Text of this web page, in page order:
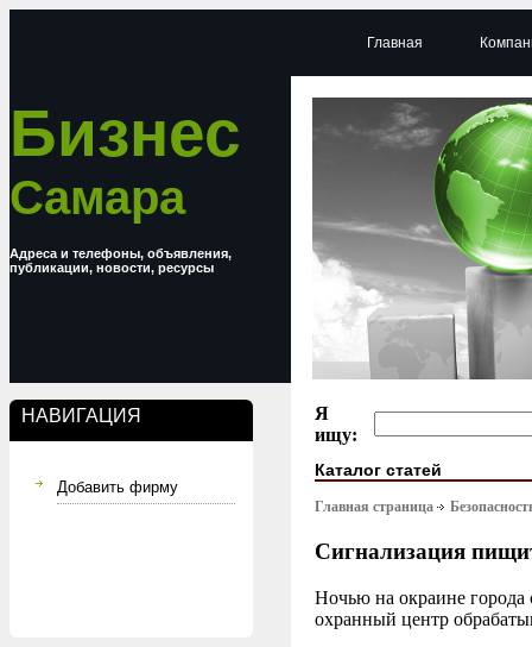
Бизнес
Самара
Адреса и телефоны, объявления,
публикации, новости, ресурсы
НАВИГАЦИЯ
Добавить фирму
Главная
Я
ищу:
Каталог статей
Главная страница
Сигнализация
Ночью на окраине города
охранный центр